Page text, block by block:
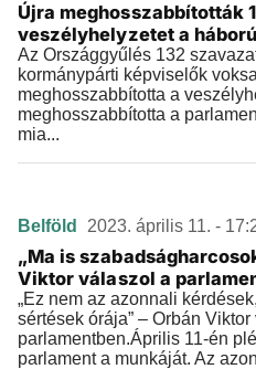
Újra meghosszabbították
veszélyhelyzetet a
Az Országgyűlés 132
kormánypárti képviselők
meghosszabbította a
meghosszabbította a
mia...
Belföld 2023. április 11. -
„Ma is
Viktor válaszol a
„Ez nem az azonnali
sértések órája” – Orbán
parlamentben.Április 11-én
parlament a munkáját. Az